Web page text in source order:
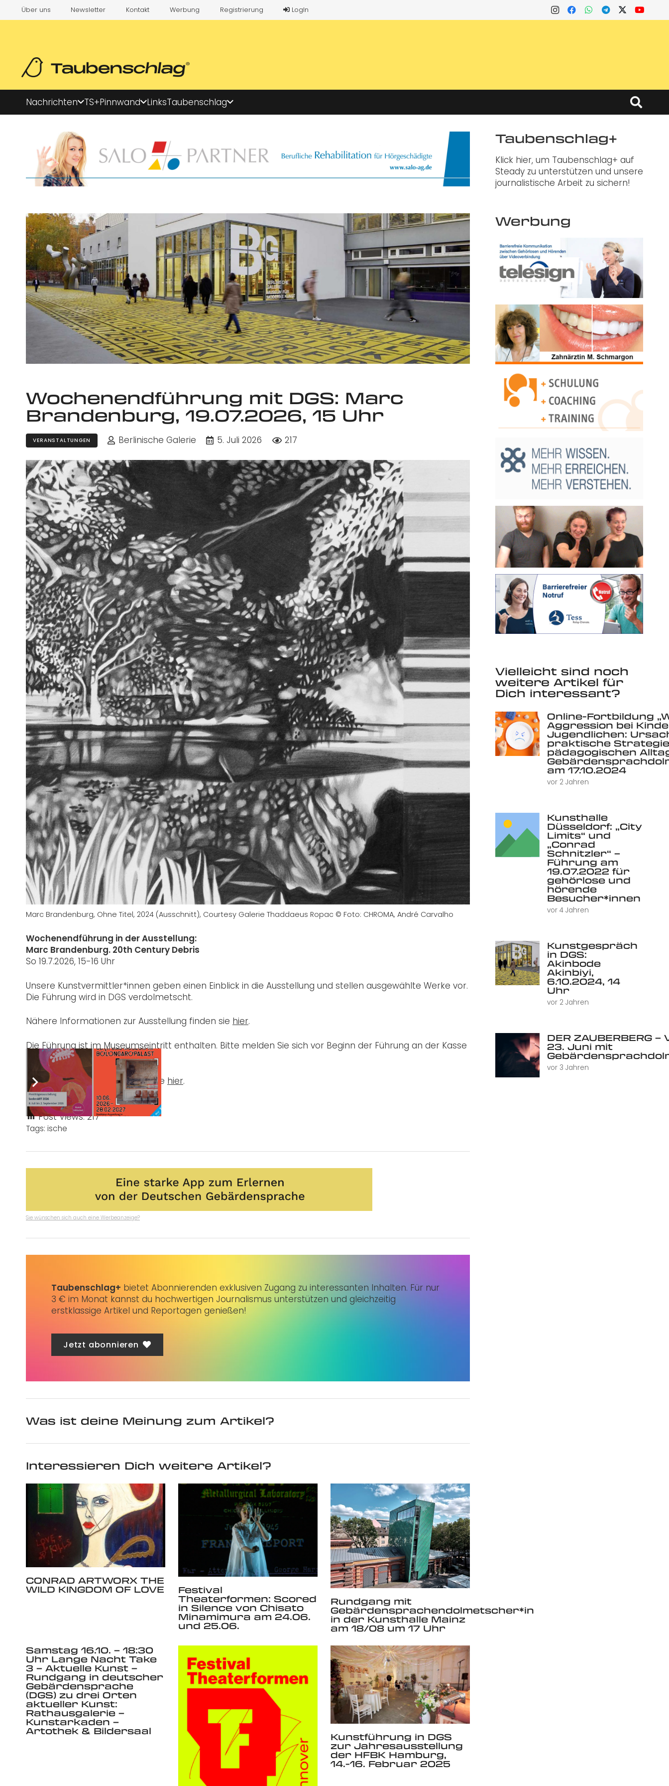
Über uns Newsletter Kontakt Werbung Registrierung LogIn
Nachrichten TS+Pinnwand LinksTaubenschlag
Wochenendführung mit DGS: Marc
Brandenburg, 19.07.2026, 15 Uhr
VERANSTALTUNGEN Berlinische Galerie 5. Juli 2026 217
Marc Brandenburg, Ohne Titel, 2024 (Ausschnitt), Courtesy Galerie Thaddaeus Ropac © Foto: CHROMA, André Carvalho
Wochenendführung in der Ausstellung:
Marc Brandenburg. 20th Century Debris
So 19.7.2026, 15-16 Uhr
Unsere Kunstvermittler*innen geben einen Einblick in die Ausstellung und stellen ausgewählte Werke vor.
Die Führung wird in DGS verdolmetscht.
Nähere Informationen zur Ausstellung finden sie hier.
Die Führung ist im Museumseintritt enthalten. Bitte melden Sie sich vor Beginn der Führung an der Kasse
Nähere Informationen finden Sie hier.
Post Views: 217
Tags: ische
Sie wünschen sich auch eine Werbeanzeige?
Taubenschlag+ bietet Abonnierenden exklusiven Zugang zu interessanten Inhalten. Für nur
3 € im Monat kannst du hochwertigen Journalismus unterstützen und gleichzeitig
erstklassige Artikel und Reportagen genießen!
Jetzt abonnieren
Was ist deine Meinung zum Artikel?
Interessieren Dich weitere Artikel?
CONRAD ARTWORX THE
WILD KINGDOM OF LOVE Festival
Theaterformen: Scored
in Silence von Chisato
Minamimura am 24.06.
und 25.06.
Rundgang mit
Gebärdensprachendolmetscher*in
in der Kunsthalle Mainz
am 18/08 um 17 Uhr
Samstag 16.10. – 18:30
Uhr Lange Nacht Take
3 – Aktuelle Kunst –
Rundgang in deutscher
Gebärdensprache
(DGS) zu drei Orten
aktueller Kunst:
Rathausgalerie –
Kunstarkaden –
Artothek & Bildersaal
Kunstführung in DGS
zur Jahresausstellung
der HFBK Hamburg,
14.-16. Februar 2025
Taubenschlag+
Klick hier, um Taubenschlag+ auf
Steady zu unterstützen und unsere
journalistische Arbeit zu sichern!
Werbung
Vielleicht sind noch
weitere Artikel für
Dich interessant?
Online-Fortbildung
Aggression bei
Jugendlichen:
praktische
pädagogischen
am 17.10.2024
vor 2 Jahren
Kunsthalle
Düsseldorf: „City
Limits“ und
„Conrad
Schnitzler“ –
Führung am
19.07.2022 für
gehörlose und
hörende
Besucher*innen
vor 4 Jahren
Kunstgespräch
in DGS:
Akinbode
Akinbiyi,
6.10.2024, 14
Uhr
vor 2 Jahren
DER ZAUBERBERG
23. Juni mit
vor 3 Jahren